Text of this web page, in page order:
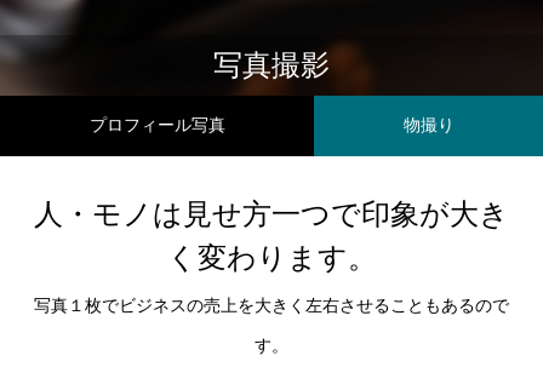
社会に何を価値提供しているのか？
写真/動画 企画・撮影 動画 企画・制作
動画だから伝わる
写真撮影
プロフィール写真 物撮り
人・モノは見せ方一つで印象が大き
く変わります。
写真１枚でビジネスの売上を大きく左右させることもあるので
す。